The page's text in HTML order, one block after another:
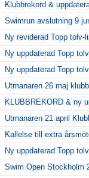
Klubbrekord &
Swimrun avslutning 9
Ny reviderad Topp tolv-
Ny uppdaterad Topp
Ny uppdaterad Topp
Utmanaren 26 maj
KLUBBREKORD & ny
Utmanaren 21 april
Kallelse till extra
Ny uppdaterad Topp
Swim Open Stockholm